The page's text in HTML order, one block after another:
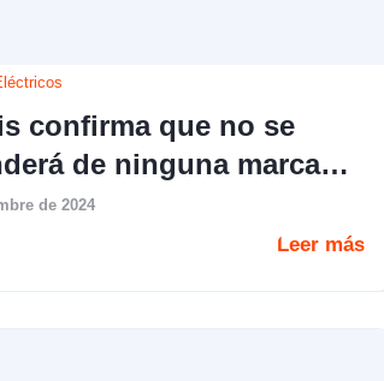
confirma que no se
de ninguna marca…
de 2024
Leer más